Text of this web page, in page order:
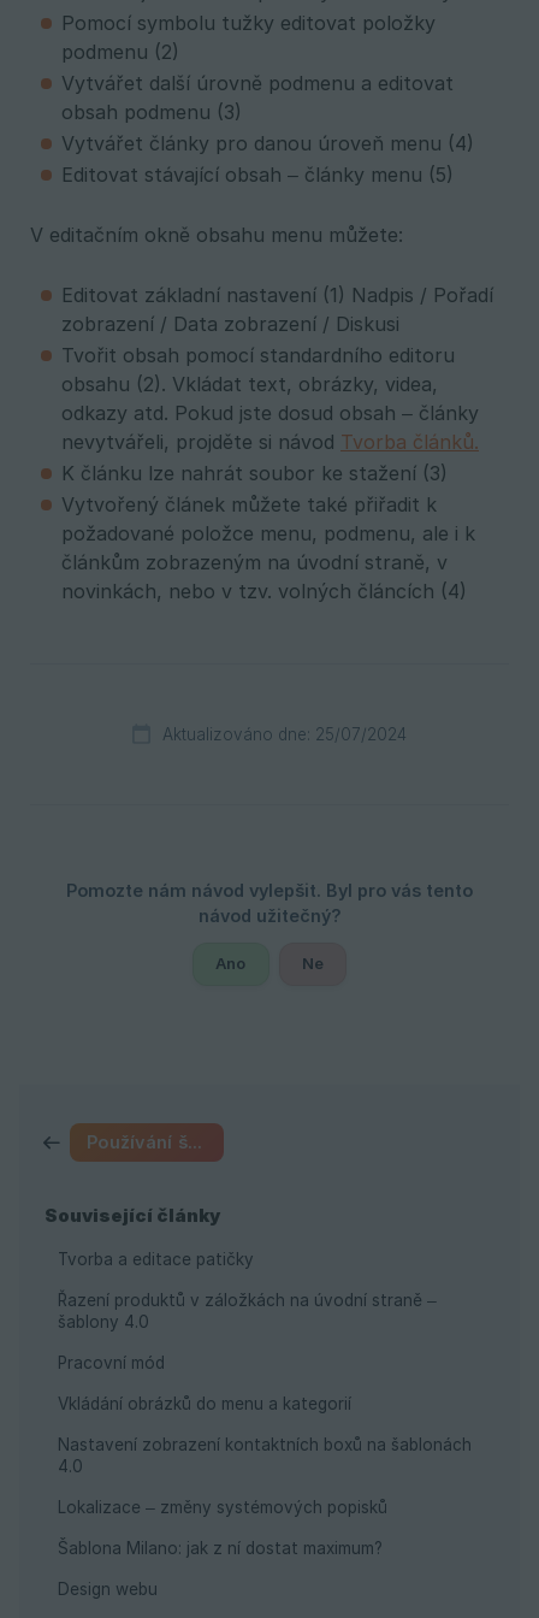
Používání šablon
Související články
Tvorba a editace patičky
Řazení produktů v záložkách na úvodní straně –
šablony 4.0
Pracovní mód
Vkládání obrázků do menu a kategorií
Nastavení zobrazení kontaktních boxů na šablonách
4.0
Lokalizace – změny systémových popisků
Šablona Milano: jak z ní dostat maximum?
Design webu
Pomocí symbolu tužky editovat položky
podmenu (2)
Vytvářet další úrovně podmenu a editovat
obsah podmenu (3)
Vytvářet články pro danou úroveň menu (4)
Editovat stávající obsah – články menu (5)
V editačním okně obsahu menu můžete:
Editovat základní nastavení (1) Nadpis / Pořadí
zobrazení / Data zobrazení / Diskusi
Tvořit obsah pomocí standardního editoru
obsahu (2). Vkládat text, obrázky, videa,
odkazy atd. Pokud jste dosud obsah – články
nevytvářeli, projděte si návod Tvorba článků.
K článku lze nahrát soubor ke stažení (3)
Vytvořený článek můžete také přiřadit k
požadované položce menu, podmenu, ale i k
článkům zobrazeným na úvodní straně, v
novinkách, nebo v tzv. volných článcích (4)
Aktualizováno dne: 25/07/2024
Ano Ne